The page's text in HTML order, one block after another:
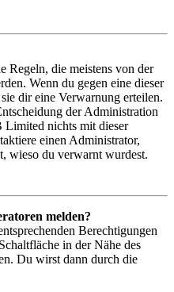
Regeln, die meistens von der
Wenn du gegen eine dieser
dir eine Verwarnung erteilen.
der Administration
Limited nichts mit dieser
einen Administrator,
wieso du verwarnt wurdest.
melden?
Berechtigungen
in der Nähe des
Du wirst dann durch die